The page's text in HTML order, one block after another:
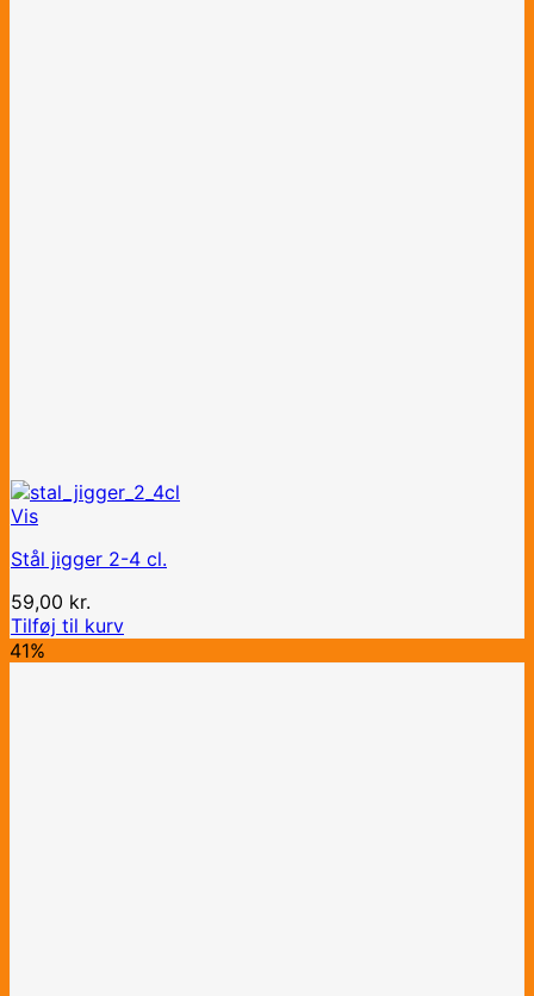
Vis
Stål jigger 2-4 cl.
59,00 kr.
Tilføj til kurv
41%